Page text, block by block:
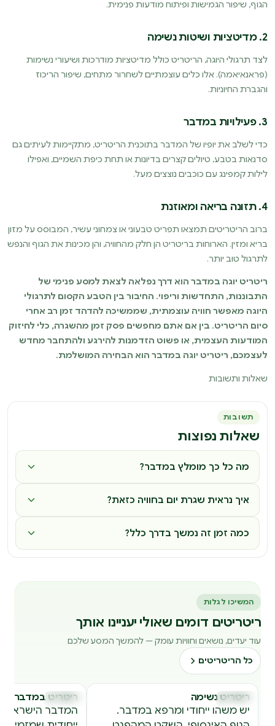
הגוף, שיפור הגמישות ופיתוח מודעות פנימית.
2. מדיטציות ושיטות נשימה
לצד תרגולי היוגה, הריטריט כולל מדיטציות מודרכות ושיעורי נשימות
(פראנאיאמה). אלו כלים עוצמתיים לשחרור מתחים, שיפור הריכוז
והגברת החיוניות.
3. פעילויות במדבר
כדי לשלב את יופיו של המדבר בתוכנית הריטריט, מתקיימות לעיתים גם
סדנאות בטבע, טיולים קצרים בדיונות או תחת כיפת השמיים, ואפילו
לילות קמפינג עם כוכבים נוצצים מעל.
4. תזונה בריאה ומאוזנת
ברוב הריטריטים תמצאו תפריט טבעוני או צמחוני עשיר, המבוסס על מזון
בריא ומזין. הארוחות בריטריט הן חלק מהחוויה, והן מכינות את הגוף והנפש
לתרגול טוב יותר.
ריטריט יוגה במדבר הוא דרך נפלאה לצאת למסע פנימי של
התבוננות, התחדשות וריפוי. החיבור בין הטבע הקסום לתרגולי
היוגה מאפשר חוויה עוצמתית, שממשיכה להדהד זמן רב אחרי
סיום הריטריט. בין אם אתם מחפשים פסק זמן מהשגרה, כלי לחיזוק
המודעות העצמית, או פשוט הזדמנות להירגע ולהתחבר מחדש
לעצמכם, ריטריט יוגה במדבר הוא הבחירה המושלמת.
שאלות ותשובות
תשובות
שאלות נפוצות
מה כל כך מומלץ במדבר?
איך נראית שגרת יום בחוויה כזאת?
כמה זמן זה נמשך בדרך כלל?
המשיכו לגלות
ריטריטים דומים שאולי יעניינו אותך
עוד יעדים, נושאים וחוויות עומק — להמשך המסע שלכם
כל הריטריטים
ר
ריטריטים
ריטריט נשימה
יש משהו ייחודי ומרפא במדבר.
ר
ריטריטים
ריטריט במדבר
המדבר הישראלי